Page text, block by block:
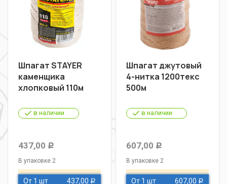
Шпагат STAYER
каменщика
хлопковый 110м
в наличии
437,00 Р
В упаковке 2
От 1 шт 437,00 Р
Шпагат джутовый
4-нитка 1200текс
500м
в наличии
607,00 Р
В упаковке 2
От 1 шт 607,00 Р